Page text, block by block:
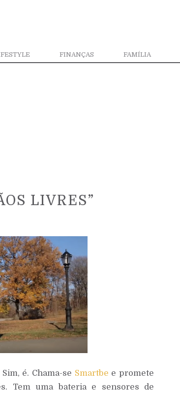
FINANÇAS FAMÍLIA
LIVRES”
é. Chama-se Smartbe e promete
Tem uma bateria e sensores de